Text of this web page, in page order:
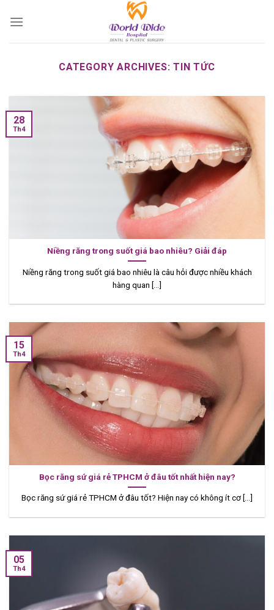
CATEGORY ARCHIVES:TIN TỨC
Niềng răng trong suốt giá bao nhiêu? Giải đáp
Niềng răng trong suốt giá bao nhiêu là câu hỏi được nhiều khách
hàng quan [...]
28
Th4
Bọc răng sứ giá rẻ TPHCM ở đâu tốt nhất hiện nay?
Bọc răng sứ giá rẻ TPHCM ở đâu tốt? Hiện nay có không ít cơ [...]
15
Th4
05
Th4